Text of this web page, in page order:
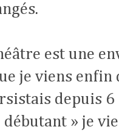
est une
je viens
depuis 6
débutant » je